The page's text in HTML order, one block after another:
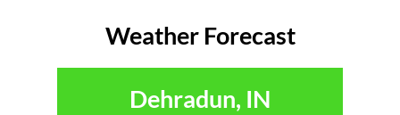
Weather Forecast
Dehradun, IN